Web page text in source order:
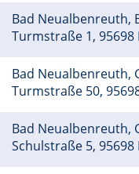
Bad Neualbenreuth,
Turmstraße 1,
Bad Neualbenreuth,
Turmstraße 50,
Bad Neualbenreuth,
Schulstraße 5,